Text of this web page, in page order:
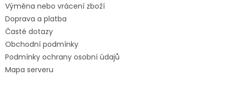
Výměna nebo vrácení zboží
Doprava a platba
Časté dotazy
Obchodní podmínky
Podmínky ochrany osobní údajů
Mapa serveru